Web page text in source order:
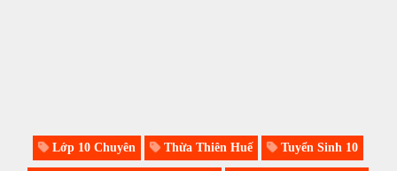
Lớp 10 Chuyên Thừa Thiên Huế Tuyển Sinh 10